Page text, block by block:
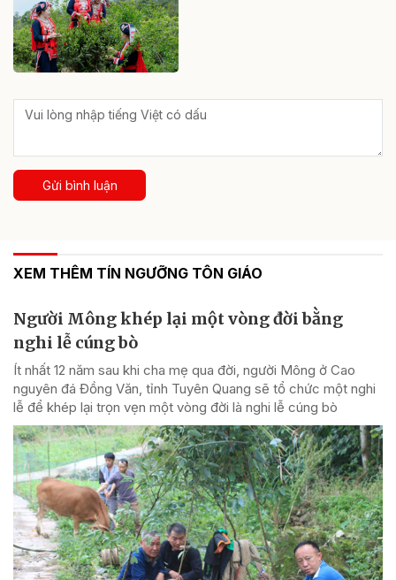
Gửi bình luận
XEM THÊM TÍN NGƯỠNG TÔN GIÁO
Người Mông khép lại một vòng đời bằng
nghi lễ cúng bò
Ít nhất 12 năm sau khi cha mẹ qua đời, người Mông ở Cao
nguyên đá Đồng Văn, tỉnh Tuyên Quang sẽ tổ chức một nghi
lễ để khép lại trọn vẹn một vòng đời là nghi lễ cúng bò